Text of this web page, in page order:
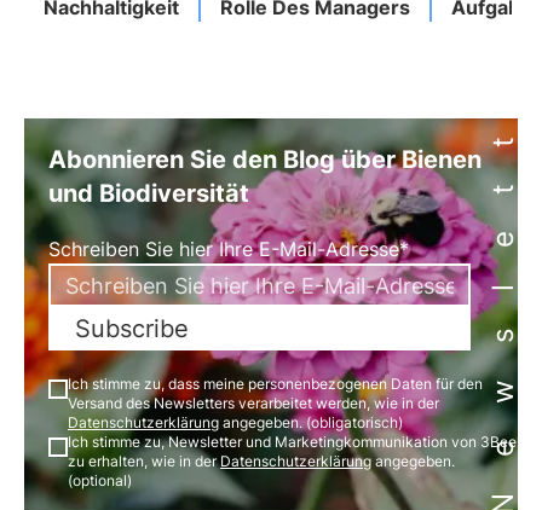
Nachhaltigkeit Rolle Des Managers Newsletter
Abonnieren Sie den Blog über Bienen
und Biodiversität
Schreiben Sie hier Ihre E-Mail-Adresse*
Subscribe
Ich stimme zu, dass meine personenbezogenen Daten für den
Versand des Newsletters verarbeitet werden, wie in der
Datenschutzerklärung angegeben. (obligatorisch)
Ich stimme zu, Newsletter und Marketingkommunikation von 3Bee
zu erhalten, wie in derDatenschutzerklärungangegeben.
(optional)